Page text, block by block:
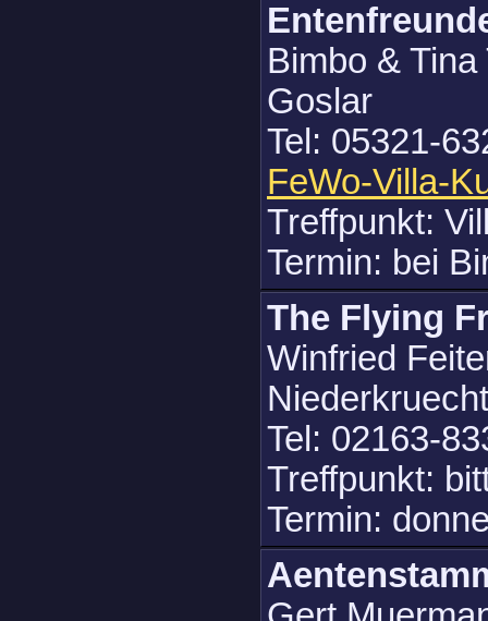
Bimbo &
Goslar
Tel: 05321-
FeWo-Villa-
Treffpunkt:
Termin: bei
The Flying
Winfried
Tel: 02163-
Treffpunkt:
Termin: